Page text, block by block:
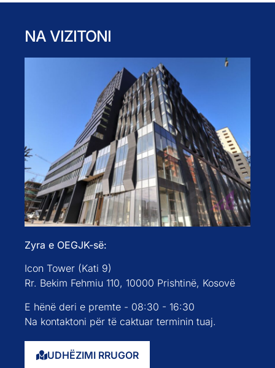
NA VIZITONI
Zyra e OEGJK-së:
Icon Tower (Kati 9)
Rr. Bekim Fehmiu 110, 10000 Prishtinë, Kosovë
E hënë deri e premte - 08:30 - 16:30
Na kontaktoni për të caktuar terminin tuaj.
UDHËZIMI RRUGOR